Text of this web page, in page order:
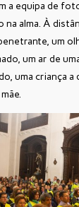
a equipa de
na alma. À
um
um ar de
uma criança a